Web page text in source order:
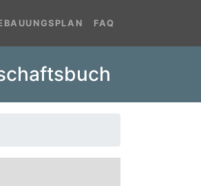
FAQ